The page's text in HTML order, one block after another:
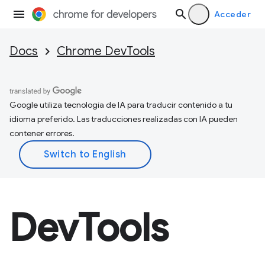
Acceder
Docs Chrome DevTools
Google utiliza tecnología de IA para traducir contenido a tu
idioma preferido. Las traducciones realizadas con IA pueden
contener errores.
DevTools